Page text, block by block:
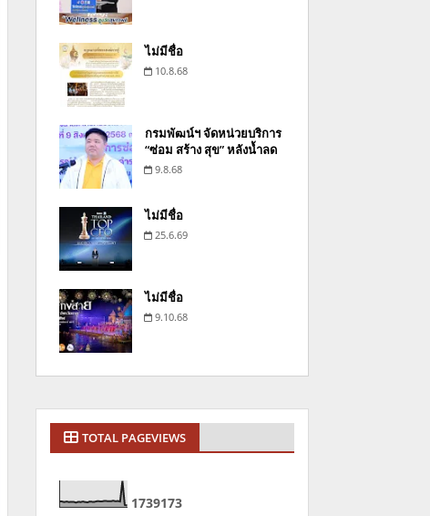
ไม่มีชื่อ
10.8.68
กรมพัฒน์ฯ จัดหน่วยบริการ
“ซ่อม สร้าง สุข” หลังน้ำลด
9.8.68
ไม่มีชื่อ
25.6.69
ไม่มีชื่อ
9.10.68
TOTAL PAGEVIEWS
1739173